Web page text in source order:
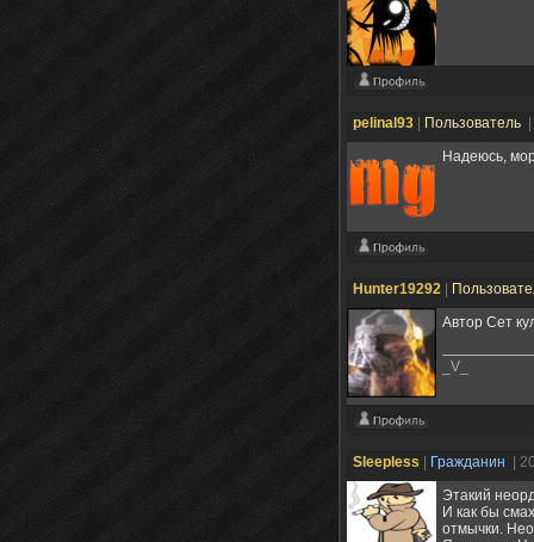
pelinal93 Пользователь
Надеюсь,
Hunter19292
Автор Сет
_V_
Sleepless Гражданин
|
Этакий
И как бы
отмычки.